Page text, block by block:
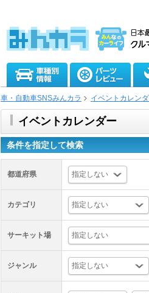
車・自動車SNSみんカラ イベントカレン
イベントカレンダー
条件を指定して検索
都道府県
カテゴリ
サーキット場
ジャンル